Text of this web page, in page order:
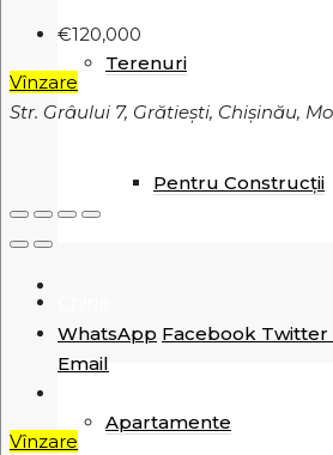
Terenuri
Pentru Construcții
Apartamente
€120,000
Vînzare
Str. Grâului 7, Grătiești, Chișinău,
WhatsApp Facebook Twitter
Email
Vînzare